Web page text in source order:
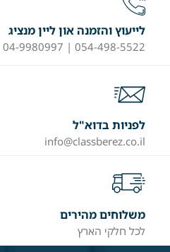
לייעוץ והזמנה און ליין מנציג
054-498-5522 | 04-9980997
לפניות בדוא"ל
info@classberez.co.il
משלוחים מהירים
לכל חלקי הארץ